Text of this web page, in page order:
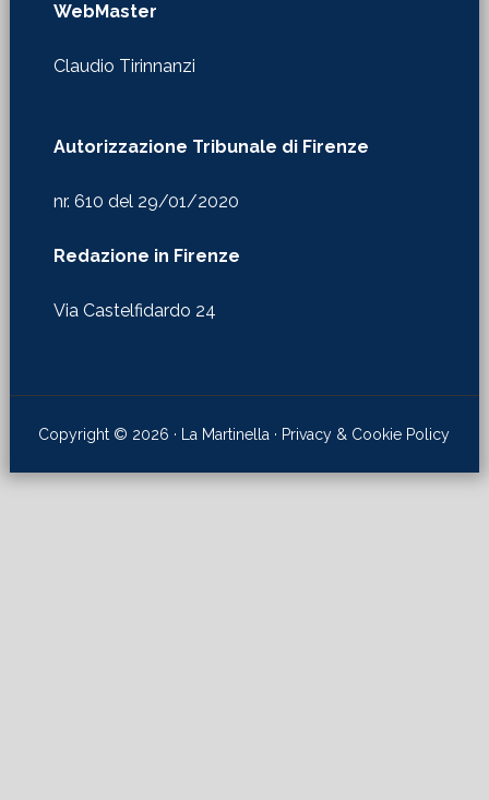
WebMaster
Claudio Tirinnanzi
Autorizzazione Tribunale di Firenze
nr. 610 del 29/01/2020
Redazione in Firenze
Via Castelfidardo 24
Copyright © 2026 · La Martinella · Privacy & Cookie Policy